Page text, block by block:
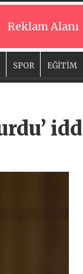
Reklam Alanı
SPOR EĞİTİM